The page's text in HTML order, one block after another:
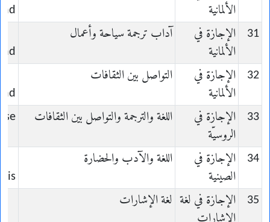
الألمانية
31
الإجازة في
الألمانية
آداب ترجمة سياحة وأعمال
32
الإجازة في
الألمانية
التواصل بين الثقافات
33
الإجازة في
الروسيّة
اللغة والترجمة والتواصل بين الثقافات
34
الإجازة في
الصينية
اللغة والآدب والحضارة
35
الإجازة في لغة
الإشارات
لغة الإشارات